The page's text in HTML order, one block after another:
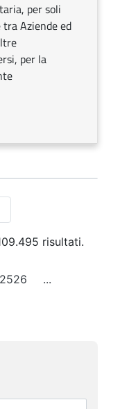
per soli
Aziende ed
per la
risultati.
Pagina
2526 ...Pagine